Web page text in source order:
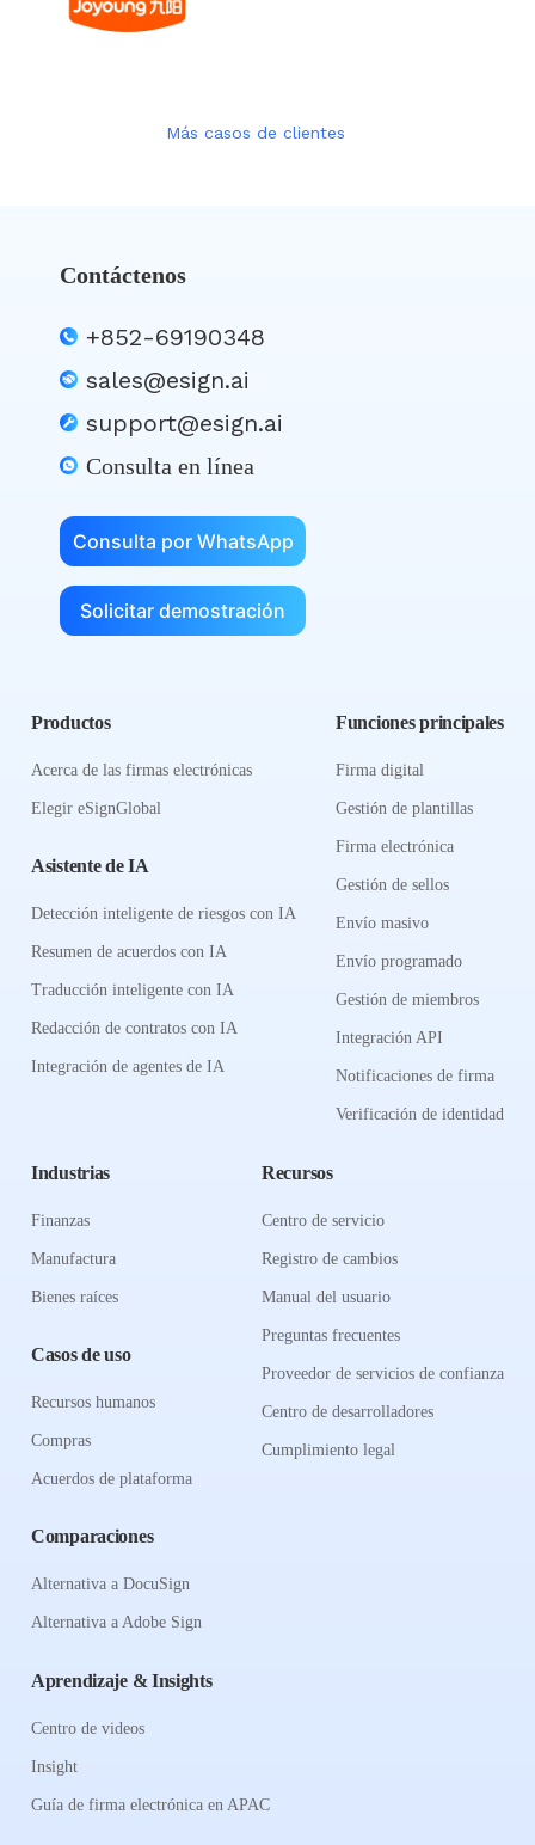
Más casos de clientes
Contáctenos
+852-69190348
sales@esign.ai
support@esign.ai
Consulta en línea
Consulta por WhatsApp
Solicitar demostración
Productos
Acerca de las firmas electrónicas
Elegir eSignGlobal
Asistente de IA
Detección inteligente de riesgos con IA
Resumen de acuerdos con IA
Traducción inteligente con IA
Redacción de contratos con IA
Integración de agentes de IA
Funciones principales
Firma digital
Gestión de plantillas
Firma electrónica
Gestión de sellos
Envío masivo
Envío programado
Gestión de miembros
Integración API
Notificaciones de firma
Verificación de identidad
Industrias
Finanzas
Manufactura
Bienes raíces
Casos de uso
Recursos humanos
Compras
Acuerdos de plataforma
Comparaciones
Alternativa a DocuSign
Alternativa a Adobe Sign
Recursos
Centro de servicio
Registro de cambios
Manual del usuario
Preguntas frecuentes
Proveedor de servicios de confianza
Centro de desarrolladores
Cumplimiento legal
Aprendizaje & Insights
Centro de videos
Insight
Guía de firma electrónica en APAC